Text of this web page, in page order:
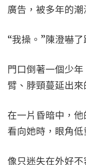
廣告，被多年的潮
“我操。”陳澄嚇了
門口倒著一個少
臂、脖頸蔓延出
在一片昏暗中，
看向她時，眼角低
像只迷失在外好不